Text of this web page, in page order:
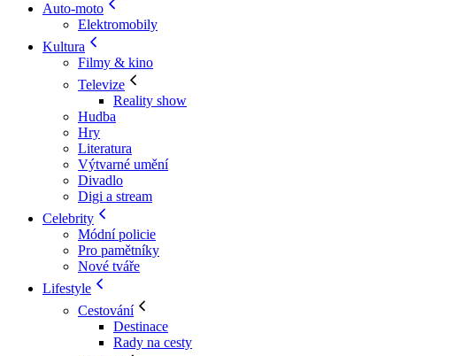
Auto-moto
Elektromobily
Kultura
Filmy & kino
Televize
Reality show
Hudba
Hry
Literatura
Výtvarné umění
Divadlo
Digi a stream
Celebrity
Módní policie
Pro pamětníky
Nové tváře
Lifestyle
Cestování
Destinace
Rady na cesty